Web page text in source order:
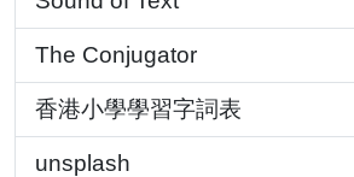
The Conjugator
香港小學學習字詞表
unsplash